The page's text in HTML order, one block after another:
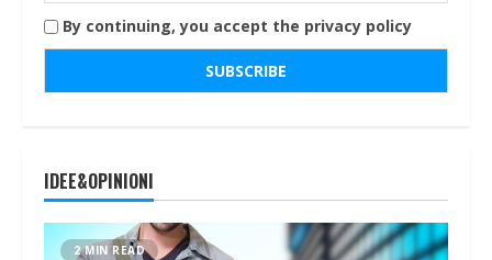
By continuing, you accept the privacy policy
IDEE&OPINIONI
2 MIN READ